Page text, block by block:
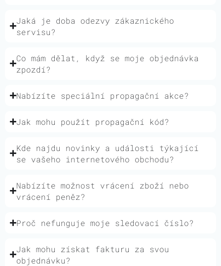
Jaká je doba odezvy zákaznického
servisu?
Co mám dělat, když se moje objednávka
zpozdí?
Nabízíte speciální propagační akce?
Jak mohu použít propagační kód?
Kde najdu novinky a události týkající
se vašeho internetového obchodu?
Nabízíte možnost vrácení zboží nebo
vrácení peněz?
Proč nefunguje moje sledovací číslo?
Jak mohu získat fakturu za svou
objednávku?